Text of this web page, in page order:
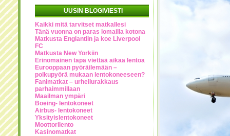
UUSIN BLOGIVIESTI
Kaikki mitä tarvitset matkallesi
Tänä vuonna on paras lomailla kotona
Matkusta Englantiin ja koe Liverpool
FC
Matkusta New Yorkiin
Erinomainen tapa viettää aikaa lentoa
Eurooppaan pyöräilemään –
polkupyörä mukaan lentokoneeseen?
Fanimatkat – urheilurakkaus
parhaimmillaan
Maailman ympäri
Boeing- lentokoneet
Airbus- lentokoneet
Yksityislentokoneet
Moottorilento
Kasinomatkat